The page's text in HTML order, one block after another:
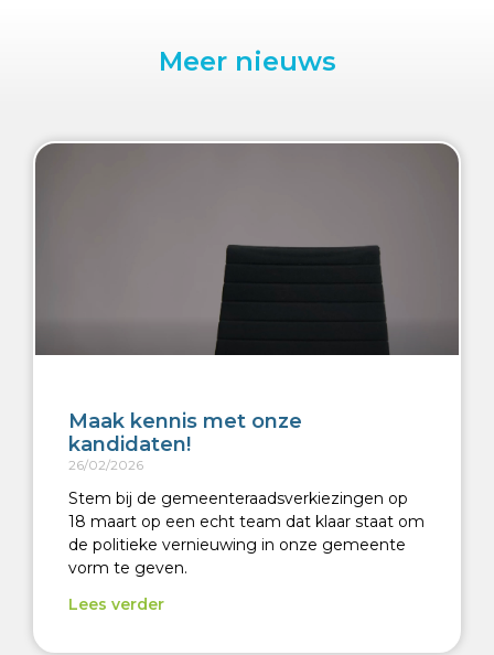
Meer nieuws
Maak kennis met onze
kandidaten!
26/02/2026
Stem bij de gemeenteraadsverkiezingen op
18 maart op een echt team dat klaar staat om
de politieke vernieuwing in onze gemeente
vorm te geven.
Lees verder